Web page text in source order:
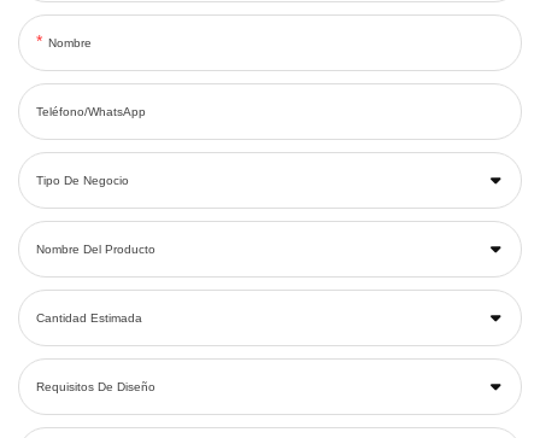
Nombre
Teléfono/WhatsApp
Tipo De Negocio
Nombre Del Producto
Cantidad Estimada
Requisitos De Diseño